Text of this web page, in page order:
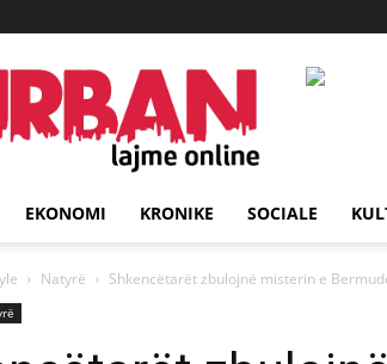
URBAN
Lajme
EKONOMI KRONIKE SOCIALE
Natyrë Shkencëtarët zbulojnë misterin e